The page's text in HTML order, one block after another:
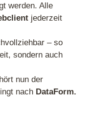
werden. Alle
jederzeit
– so
sondern auch
nun der
nach DataForm.